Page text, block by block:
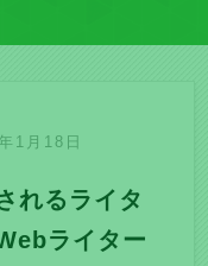
1月18日
れるライタ
ライター